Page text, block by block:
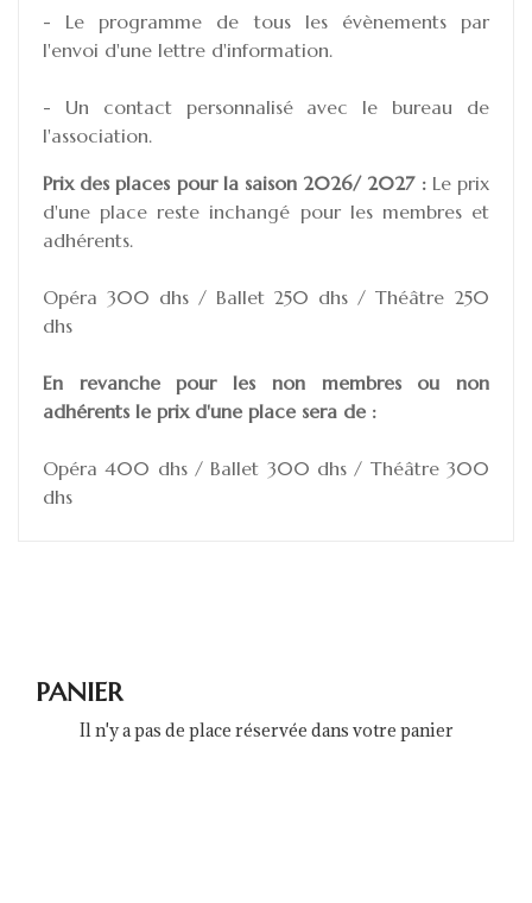
- Le programme de tous les évènements par
l'envoi d'une lettre d'information.
- Un contact personnalisé avec le bureau de
l'association.
Prix des places pour la saison 2026/ 2027 :Le prix
d'une place reste inchangé pour les membres et
adhérents.
Opéra 300 dhs / Ballet 250 dhs / Théâtre 250
dhs
En revanche pour les non membres ou non
adhérents le prix d'une place sera de :
Opéra 400 dhs / Ballet 300 dhs / Théâtre 300
dhs
PANIER
Il n'y a pas de place réservée dans votre panier